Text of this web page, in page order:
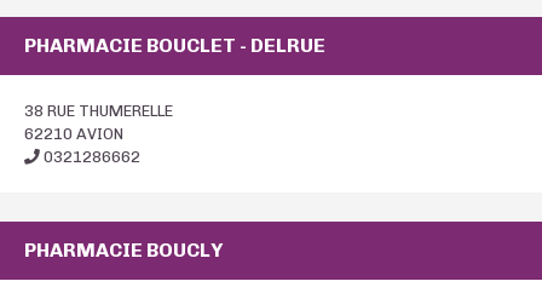
PHARMACIE BOUCLET - DELRUE
38 RUE THUMERELLE
62210 AVION
0321286662
PHARMACIE BOUCLY